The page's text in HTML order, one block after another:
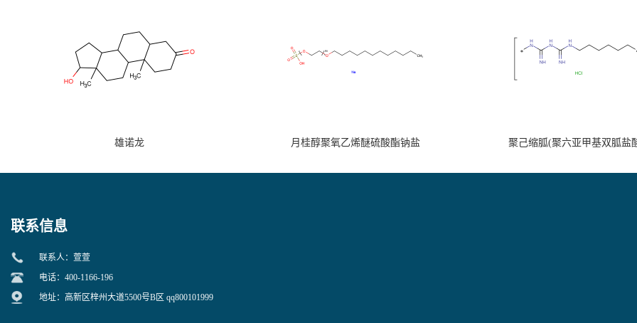
雄诺龙 月桂醇聚氧乙烯醚硫酸酯钠盐 聚己缩胍(聚六亚甲基双胍盐
联系信息
联系人：萱萱
电话：400-1166-196
地址：高新区梓州大道5500号B区 qq800101999